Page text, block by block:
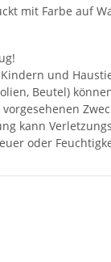
mit Farbe auf
und
Beutel)
kann
oder